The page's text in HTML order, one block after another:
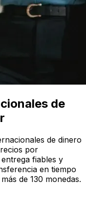
de
de dinero
por
fiables y
en tiempo
de 130 monedas.